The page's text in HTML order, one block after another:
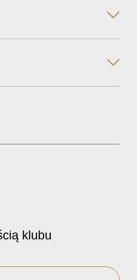
klubu